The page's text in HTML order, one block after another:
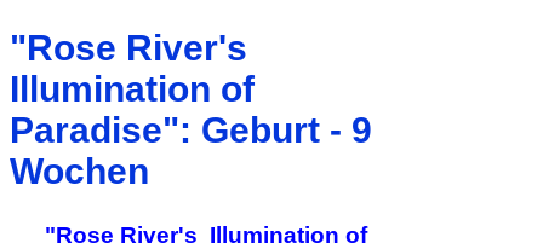
"Rose River's
Illumination of
Paradise": Geburt - 9
Wochen
"Rose River's Illumination of